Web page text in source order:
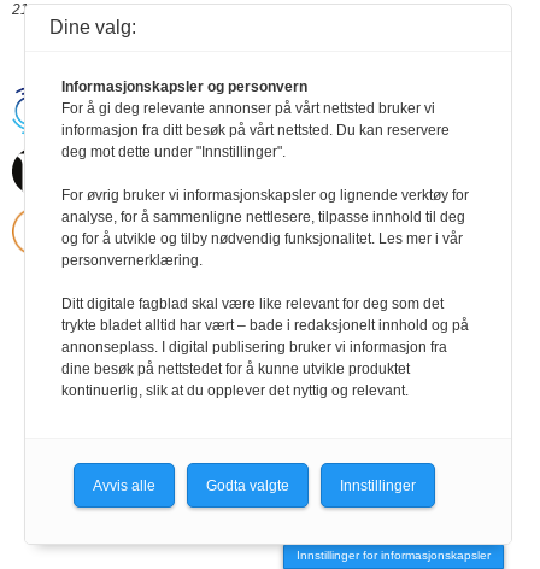
21.10.2021 18:10
Handikapnytt | Schweigaardsgt. 12 |
Postboks 9217 Grønland, 0134 Oslo Tel:
post@handikapnytt.no |
Personvernerklæring
Innstillinger for informasjonskapsler
Dine valg:
Informasjonskapsler og personvern
For å gi deg relevante annonser på vårt nettsted bruker vi
informasjon fra ditt besøk på vårt nettsted. Du kan reservere
deg mot dette under "Innstillinger".
For øvrig bruker vi informasjonskapsler og lignende verktøy for
analyse, for å sammenligne nettlesere, tilpasse innhold til deg
og for å utvikle og tilby nødvendig funksjonalitet. Les mer i vår
personvernerklæring.
Ditt digitale fagblad skal være like relevant for deg som det
trykte bladet alltid har vært – bade i redaksjonelt innhold og på
annonseplass. I digital publisering bruker vi informasjon fra
dine besøk på nettstedet for å kunne utvikle produktet
kontinuerlig, slik at du opplever det nyttig og relevant.
Avvis alle Godta valgte Innstillinger